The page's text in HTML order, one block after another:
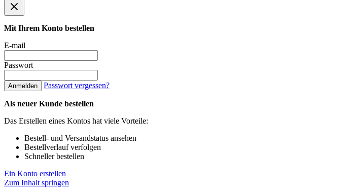
Mit Ihrem Konto bestellen
E-mail
Passwort
Anmelden Passwort vergessen?
Als neuer Kunde bestellen
Das Erstellen eines Kontos hat viele Vorteile:
Bestell- und Versandstatus ansehen
Bestellverlauf verfolgen
Schneller bestellen
Ein Konto erstellen
Zum Inhalt springen